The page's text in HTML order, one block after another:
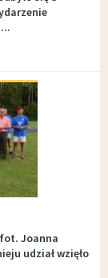
fot. Joanna
udział wzięło